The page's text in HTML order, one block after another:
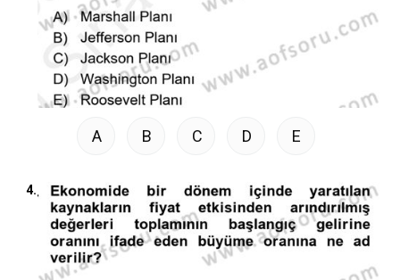
A B C D E
4.